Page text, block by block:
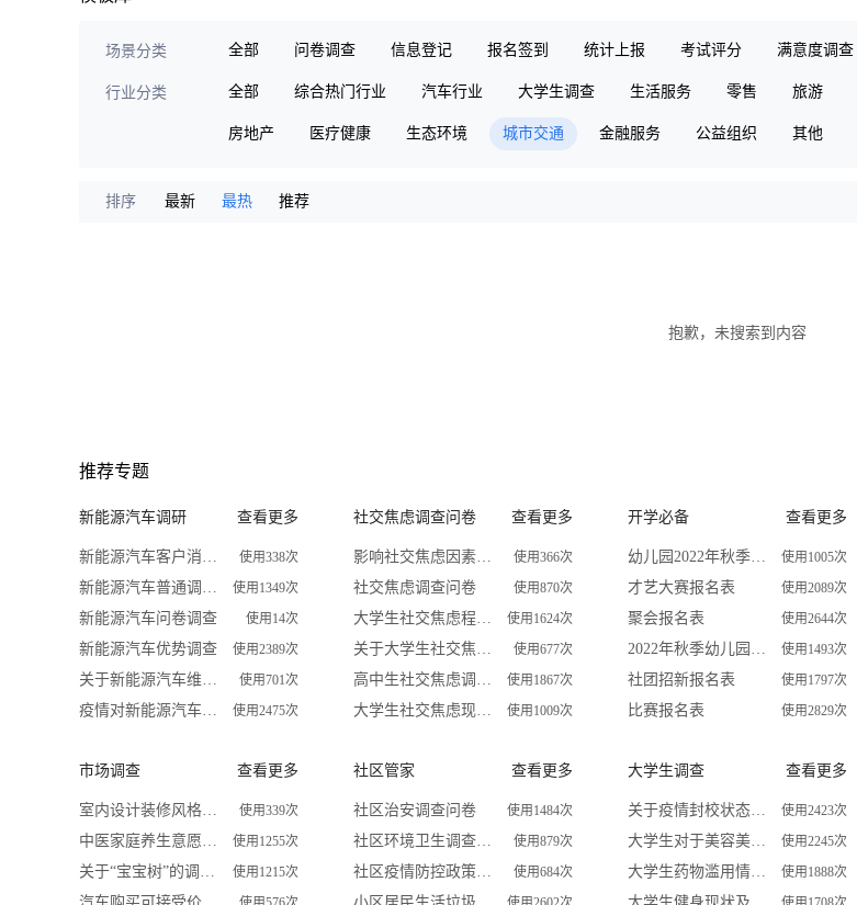
场景分类 全部 问卷调查 信息登记 报名签到 统计上报 考试评分 满意度调查
行业分类 全部 综合热门行业 汽车行业 大学生调查 生活服务 零售 旅游
房地产 医疗健康 生态环境 城市交通 金融服务 公益组织 其他
排序 最新 最热 推荐
抱歉，未搜索到内容
推荐专题
新能源汽车调研 查看更多
新能源汽车客户消费偏好调查问卷 使用338次
新能源汽车普通调研问卷 使用1349次
新能源汽车问卷调查 使用14次
新能源汽车优势调查 使用2389次
关于新能源汽车维护站调查问卷 使用701次
疫情对新能源汽车及锂电行业影响调查问卷 使用2475次
社交焦虑调查问卷 查看更多
影响社交焦虑因素调查问卷 使用366次
社交焦虑调查问卷 使用870次
大学生社交焦虑程度调查问卷 使用1624次
关于大学生社交焦虑问卷调查 使用677次
高中生社交焦虑调查问卷 使用1867次
大学生社交焦虑现状和成因调查 使用1009次
开学必备 查看更多
幼儿园2022年秋季线上预报名登记表 使用1005次
才艺大赛报名表 使用2089次
聚会报名表 使用2644次
2022年秋季幼儿园招生预报名登记表 使用1493次
社团招新报名表 使用1797次
比赛报名表 使用2829次
市场调查 查看更多
室内设计装修风格喜好调查 使用339次
中医家庭养生意愿问卷调查 使用1255次
关于“宝宝树”的调查问卷 使用1215次
社区管家 查看更多
社区治安调查问卷 使用1484次
社区环境卫生调查问卷 使用879次
社区疫情防控政策措施及居民满意度调查 使用684次
大学生调查 查看更多
关于疫情封校状态下大学生每周运动量的调查问卷 使用2423次
大学生对于美容美体的看法 使用2245次
大学生药物滥用情况调查问卷 使用1888次